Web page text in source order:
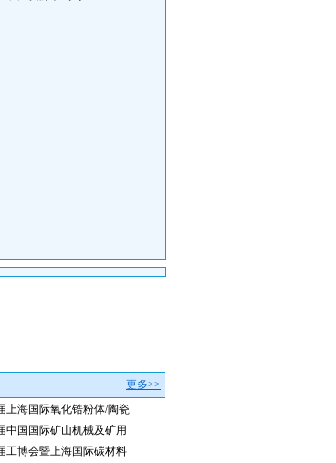
更多>>
上海国际氧化锆粉体/陶瓷
中国国际矿山机械及矿用
工博会暨上海国际碳材料